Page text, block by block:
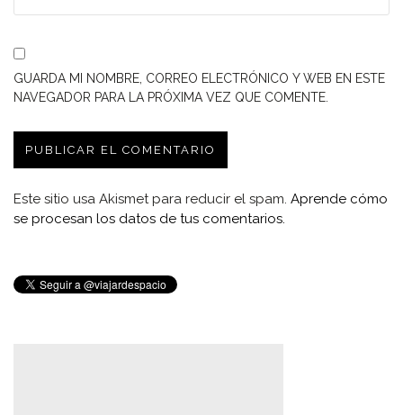
GUARDA MI NOMBRE, CORREO ELECTRÓNICO Y WEB EN ESTE
NAVEGADOR PARA LA PRÓXIMA VEZ QUE COMENTE.
Este sitio usa Akismet para reducir el spam. Aprende cómo
se procesan los datos de tus comentarios.